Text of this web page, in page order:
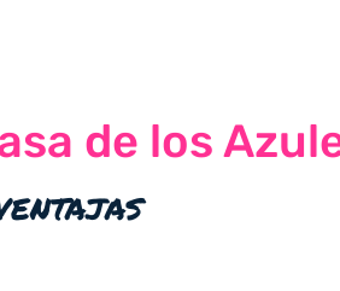
de los